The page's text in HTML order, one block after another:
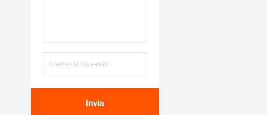
Invia